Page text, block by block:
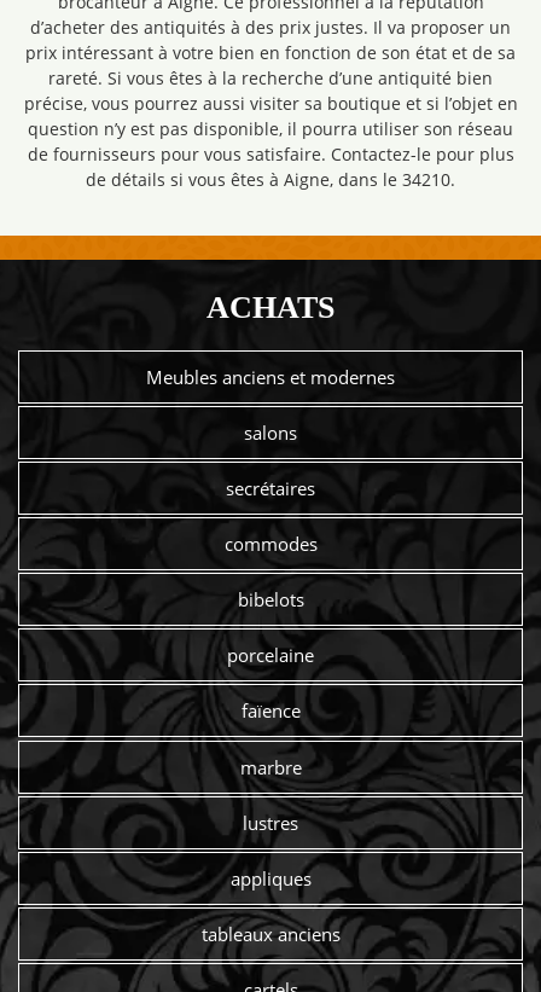
d’acheter des antiquités à des prix justes. Il va proposer un
prix intéressant à votre bien en fonction de son état et de sa
rareté. Si vous êtes à la recherche d’une antiquité bien
précise, vous pourrez aussi visiter sa boutique et si l’objet en
question n’y est pas disponible, il pourra utiliser son réseau
de fournisseurs pour vous satisfaire. Contactez-le pour plus
de détails si vous êtes à Aigne, dans le 34210.
ACHATS
Meubles anciens et modernes
salons
secrétaires
commodes
bibelots
porcelaine
faïence
marbre
lustres
appliques
tableaux anciens